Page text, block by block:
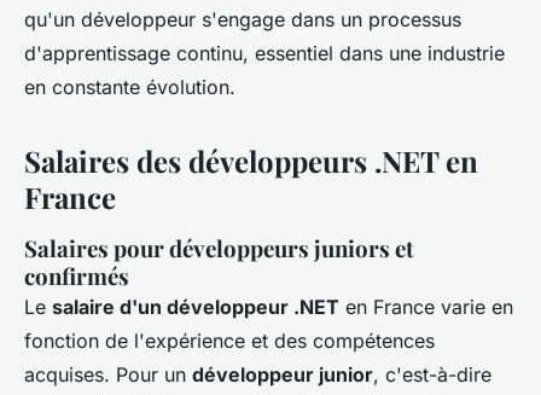
qu'un développeur s'engage dans un processus
d'apprentissage continu, essentiel dans une industrie
en constante évolution.
Salaires des développeurs .NET en
France
Salaires pour développeurs juniors et
confirmés
Le salaire d'un développeur .NET en France varie en
fonction de l'expérience et des compétences
acquises. Pour un développeur junior, c'est-à-dire